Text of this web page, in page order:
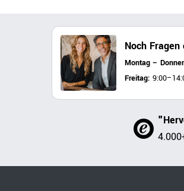
Noch
Montag –
Freitag: